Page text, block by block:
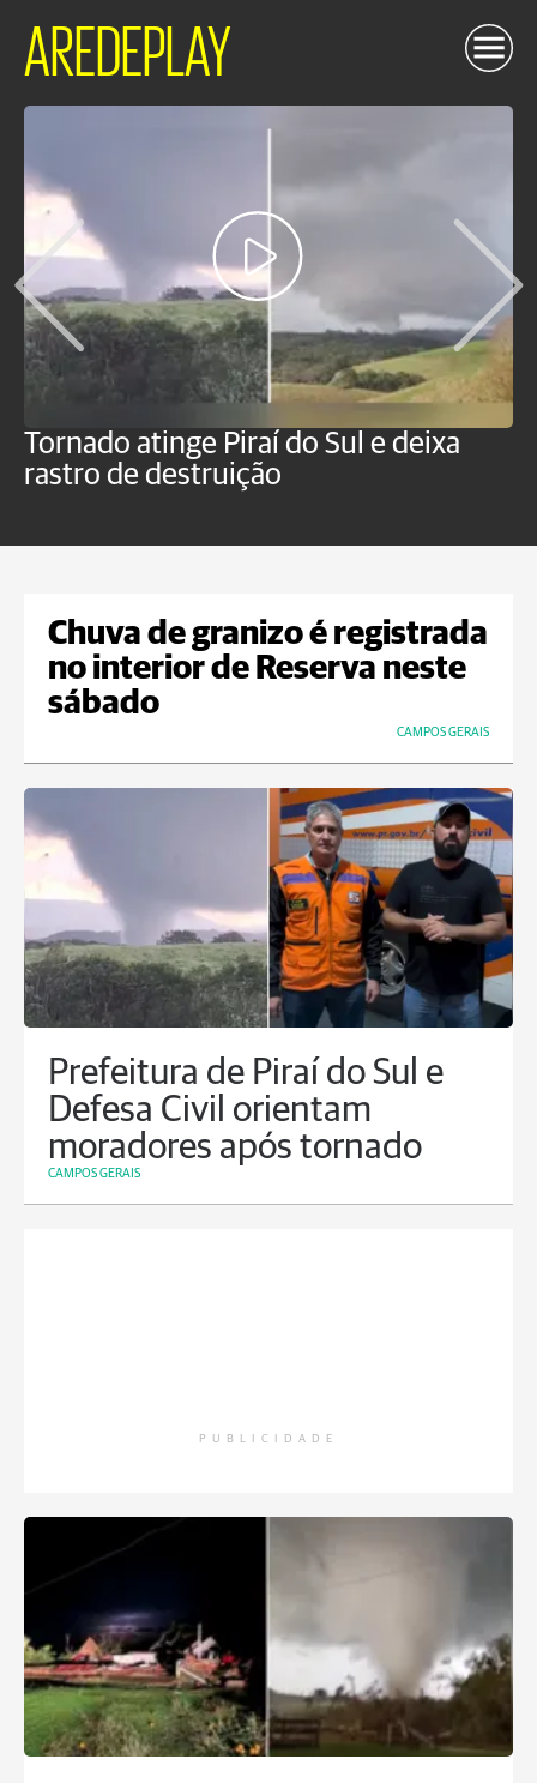
AREDEPLAY
Tornado atinge Piraí do Sul e deixa
rastro de destruição
Chuva de granizo é registrada
no interior de Reserva neste
sábado
CAMPOS GERAIS
Prefeitura de Piraí do Sul e
Defesa Civil orientam
moradores após tornado
CAMPOS GERAIS
PUBLICIDADE